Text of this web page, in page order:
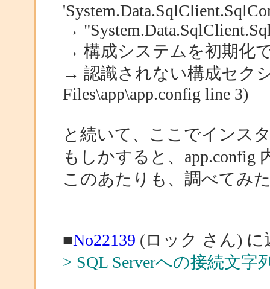
→
→ 構成システムを初期化
→ 認識されない構成セク
Files\app\app.config line 3)
と続いて、ここでインス
もしかすると、app.config
このあたりも、調べてみ
■No22139 (ロック さん) に
> SQL Serverへの接続文